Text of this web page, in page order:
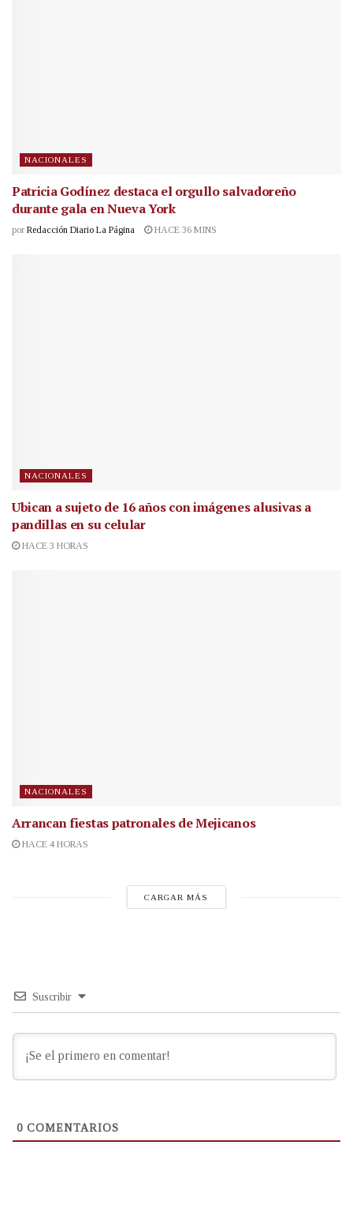
NACIONALES
Patricia Godínez destaca el orgullo salvadoreño
durante gala en Nueva York
por Redacción Diario La Página HACE 36 MINS
NACIONALES
Ubican a sujeto de 16 años con imágenes alusivas a
pandillas en su celular
HACE 3 HORAS
NACIONALES
Arrancan fiestas patronales de Mejicanos
HACE 4 HORAS
CARGAR MÁS
Suscribir
0 COMENTARIOS